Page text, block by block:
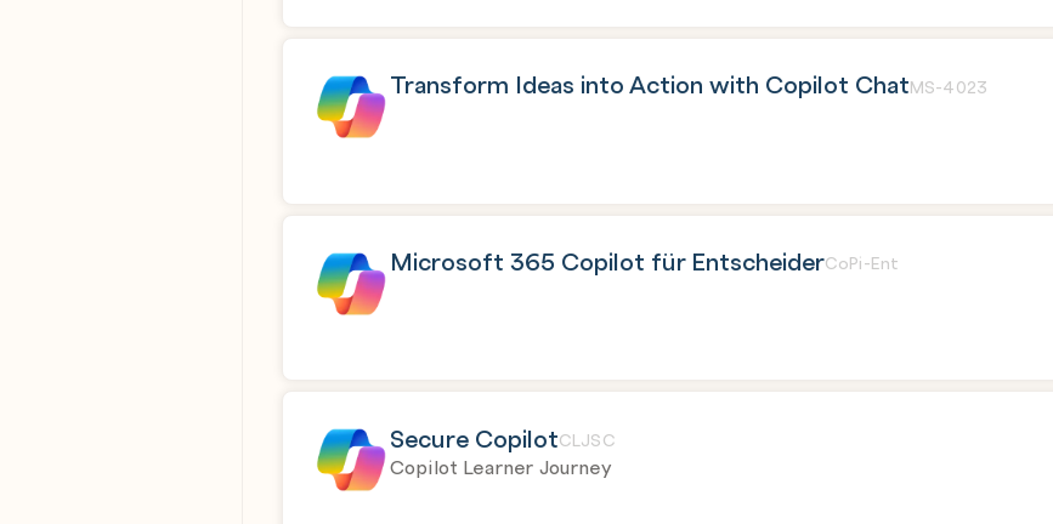
Transform Ideas into Action with Copilot ChatMS-4023
Microsoft 365 Copilot für EntscheiderCoPi-Ent
Secure CopilotCLJSC
Copilot Learner Journey